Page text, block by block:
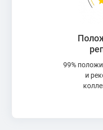
99%
и